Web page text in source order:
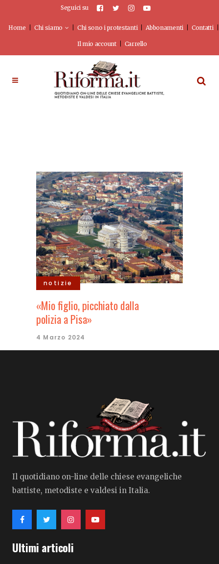
Seguici su
Home Chi siamo Chi sono i protestanti Abbonamenti Contatti
Il mio account Carrello
notizie
«Mio figlio, picchiato dalla
polizia a Pisa»
4 Marzo 2024
Il quotidiano on-line delle chiese evangeliche
battiste, metodiste e valdesi in Italia.
Ultimi articoli